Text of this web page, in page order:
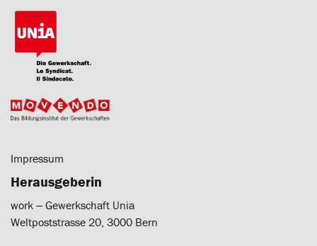
Impressum
Herausgeberin
work ‒ Gewerkschaft Unia
Weltpoststrasse 20, 3000 Bern